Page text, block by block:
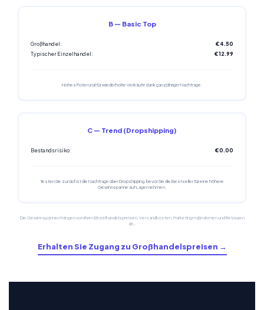
B — Basic Top
Großhandel:
€4.50
Typischer Einzelhandel:
€12.99
Hohes Potenzial für wiederholte Verkäufe dank ganzjähriger Nachfrage.
C — Trend (Dropshipping)
Bestandsrisiko: €0.00
Testen Sie zunächst die Nachfrage über Dropshipping, bevor Sie die Bestseller für eine höhere
Gewinnspanne auf Lager nehmen.
Die Gewinnspannen hängen von Ihren Einzelhandelspreisen, Versandkosten, Marketingmaßnahmen und Retouren
ab..
Erhalten Sie Zugang zu Großhandelspreisen →